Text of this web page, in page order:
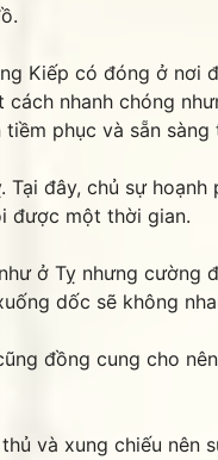
Kiếp có đóng ở nơi
nhanh chóng
phục và sẵn
đây, chủ sự
được một thời gian.
ở Tỵ nhưng cường
dốc sẽ không
đồng cung cho
và xung chiếu nên